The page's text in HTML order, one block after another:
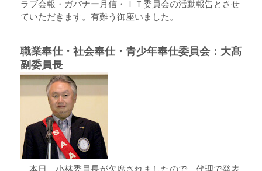
ラブ会報・ガバナー月信・ＩＴ委員会の活動報告とさせ
ていただきます。有難う御座いました。
職業奉仕・社会奉仕・青少年奉仕委員会：大髙
副委員長
本日、小林委員長が欠席されましたので、代理で発表